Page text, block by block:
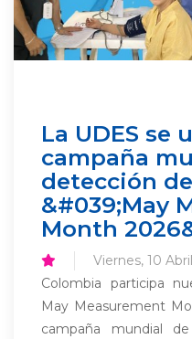
La UDES se
campaña
detección
&#039;May
Month
Viernes, 10
Colombia participa
May Measurement
campaña mundial